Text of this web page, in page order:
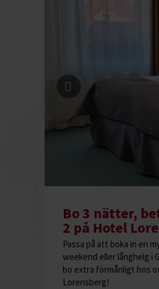
Bo 3 nätter,
2 på Hotel
Passa på att boka in en
weekend eller långhelg i
bo extra förmånligt hos
Lorensberg!